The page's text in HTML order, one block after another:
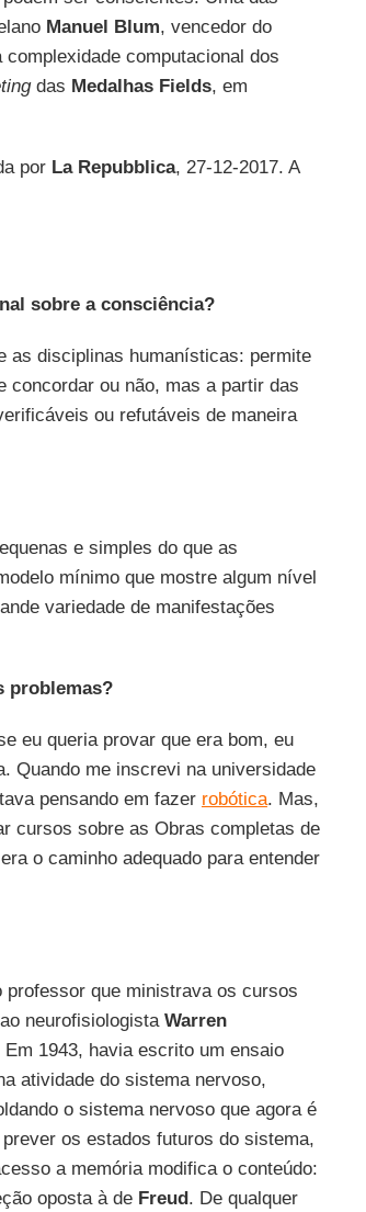
Manuel Blum, vencedor do
computacional dos
das Medalhas Fields, em
por La Repubblica, 27-12-2017. A
sobre a consciência?
as disciplinas humanísticas: permite
concordar ou não, mas a partir das
ou refutáveis de maneira
e simples do que as
mínimo que mostre algum nível
variedade de manifestações
problemas?
eu queria provar que era bom, eu
Quando me inscrevi na universidade
pensando em fazer robótica. Mas,
cursos sobre as Obras completas de
o caminho adequado para entender
professor que ministrava os cursos
neurofisiologista Warren
Em 1943, havia escrito um ensaio
atividade do sistema nervoso,
o sistema nervoso que agora é
os estados futuros do sistema,
a memória modifica o conteúdo:
oposta à de Freud. De qualquer